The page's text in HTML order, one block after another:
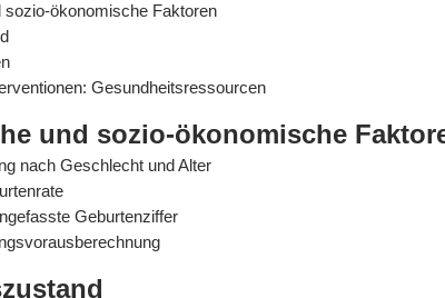
sozio-ökonomische Faktoren
Gesundheitsressourcen
und sozio-ökonomische
nach Geschlecht und Alter
Geburtenziffer